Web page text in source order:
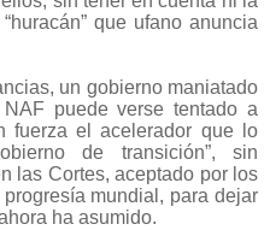
que ufano anuncia
un gobierno maniatado
puede verse tentado a
fuerza el acelerador que lo
de transición”, sin
las Cortes, aceptado por los
mundial, para dejar
ha asumido.